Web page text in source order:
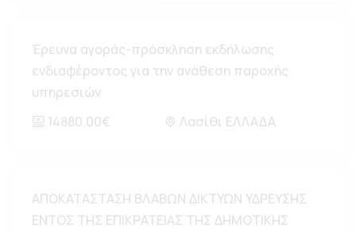
Έρευνα αγοράς-πρόσκληση εκδήλωσης
ενδιαφέροντος για την ανάθεση παροχής
υπηρεσιών
14880.00€
Λασίθι ΕΛΛΑΔΑ
ΑΠΟΚΑΤΑΣΤΑΣΗ ΒΛΑΒΩΝ ΔΙΚΤΥΩΝ ΥΔΡΕΥΣΗΣ
ΕΝΤΟΣ ΤΗΣ ΕΠΙΚΡΑΤΕΙΑΣ ΤΗΣ ΔΗΜΟΤΙΚΗΣ